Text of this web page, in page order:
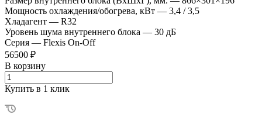
Мощность охлаждения/обогрева, кВт — 3,4 / 3,5
Хладагент — R32
Уровень шума внутреннего блока — 30 дБ
Серия — Flexis On-Off
56500 ₽
В корзину
Купить в 1 клик